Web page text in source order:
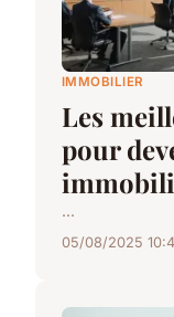
IMMOBILIER
Les
pour
...
05/08/2025